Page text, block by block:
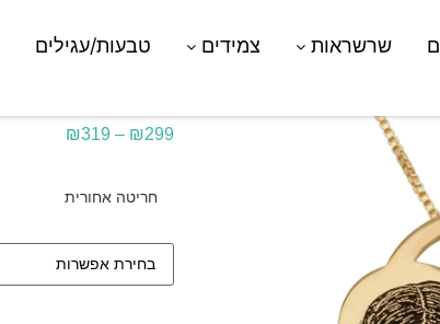
שרשראות צמידים טבעות/עגילים מנעול לב עם חריטת תמונה אישית
₪299
–
₪319
חריטה אחורית